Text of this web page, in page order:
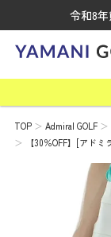
令和8
TOP Admiral GOLF
【30％OFF】[アド